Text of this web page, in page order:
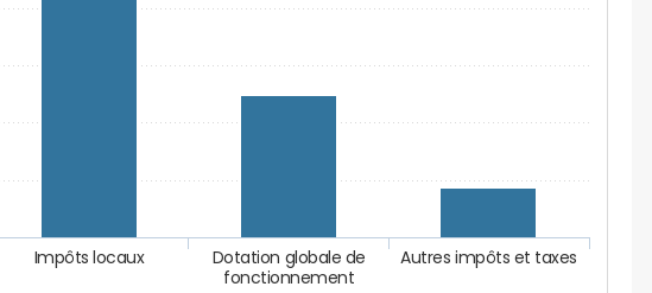
Autres impôts et taxes
Dotation globale de
fonctionnement
Impôts locaux